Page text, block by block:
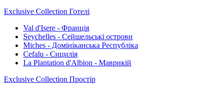
Exclusive Collection Готелі
Val d'Isere - Франція
Seychelles - Сейшельські острови
Miches - Домініканська Республіка
Cefalu - Сицилія
La Plantation d'Albion - Маврикій
Exclusive Collection Простір